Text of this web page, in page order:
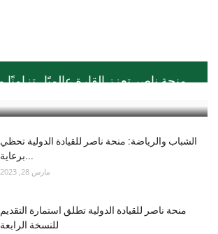
منحة ناصر تعزز القارة عالميًا ..تزامنًا مع مرور الذكري...
الشباب والرياضة: منحة ناصر للقيادة الدولية تحظي
برعاية...
مارس 28, 2023
منحة ناصر للقيادة الدولية تطلق استمارة التقديم
للنسخة الرابعة